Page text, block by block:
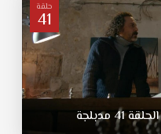
حلقة
41
الحلقة41 مدبلجة